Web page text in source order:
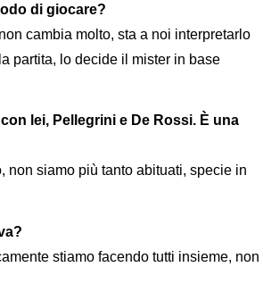
di giocare?
cambia molto, sta a noi interpretarlo
partita, lo decide il mister in base
lei, Pellegrini e De Rossi. È una
non siamo più tanto abituati, specie in
stiamo facendo tutti insieme, non